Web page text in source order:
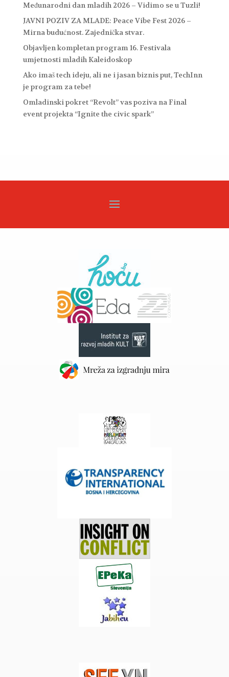
Međunarodni dan mladih 2026 – Vidimo se u Tuzli!
JAVNI POZIV ZA MLADE: Peace Vibe Fest 2026 –
Mirna budućnost. Zajednička stvar.
Objavljen kompletan program 16. Festivala
umjetnosti mladih Kaleidoskop
Ako imaš tech ideju, ali ne i jasan biznis put, TechInn
je program za tebe!
Omladinski pokret “Revolt” vas poziva na Final
event projekta “Ignite the civic spark”